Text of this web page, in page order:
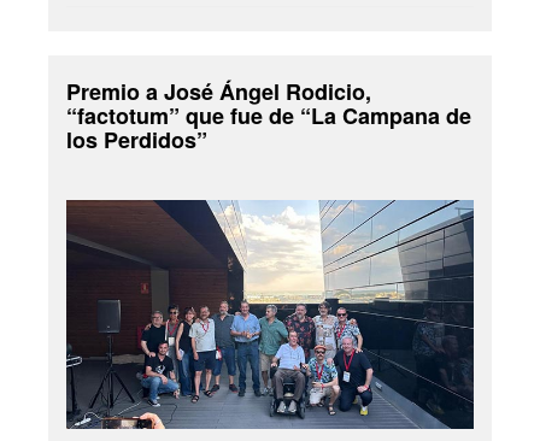
Premio a José Ángel Rodicio,
“factotum” que fue de “La Campana de
los Perdidos”